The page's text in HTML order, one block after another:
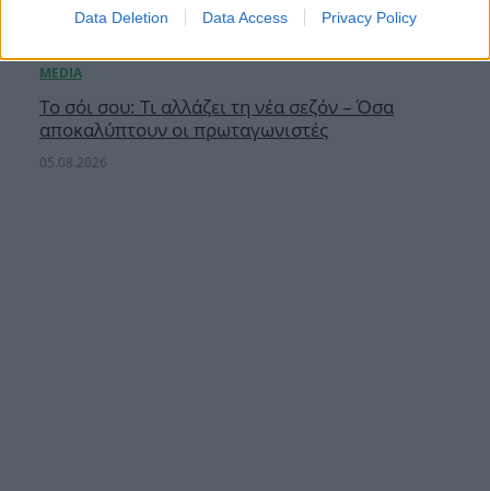
Data Deletion Data Access Privacy Policy
Το σόι σου: Τι αλλάζει τη νέα σεζόν – Όσα
αποκαλύπτουν οι πρωταγωνιστές
05.08.2026